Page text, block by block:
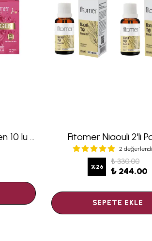
Fitomer Collagen Kolajen 10 lu Saşe 2 li Fırsat Seti Fitomer Niaouli 2'li
2
%26
₺ 330.00
₺ 244.00
SEPETE EKLE